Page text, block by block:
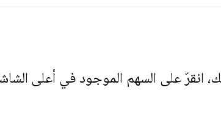
انقرّ على السهم الموجود في أعلى